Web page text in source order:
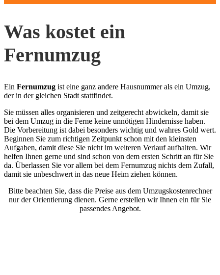
Was kostet ein
Fernumzug
Ein Fernumzug ist eine ganz andere Hausnummer als ein Umzug,
der in der gleichen Stadt stattfindet.
Sie müssen alles organisieren und zeitgerecht abwickeln, damit sie
bei dem Umzug in die Ferne keine unnötigen Hindernisse haben.
Die Vorbereitung ist dabei besonders wichtig und wahres Gold wert.
Beginnen Sie zum richtigen Zeitpunkt schon mit den kleinsten
Aufgaben, damit diese Sie nicht im weiteren Verlauf aufhalten. Wir
helfen Ihnen gerne und sind schon von dem ersten Schritt an für Sie
da. Überlassen Sie vor allem bei dem Fernumzug nichts dem Zufall,
damit sie unbeschwert in das neue Heim ziehen können.
Bitte beachten Sie, dass die Preise aus dem Umzugskostenrechner
nur der Orientierung dienen. Gerne erstellen wir Ihnen ein für Sie
passendes Angebot.